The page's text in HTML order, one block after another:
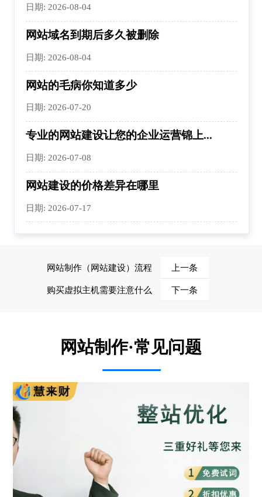
日期: 2026-08-04
网站域名到期后多久被删除
日期: 2026-08-04
网站的毛病你知道多少
日期: 2026-07-20
专业的网站建设让您的企业运营锦上...
日期: 2026-07-08
网站建设的价格差异在哪里
日期: 2026-07-17
网站制作（网站建设）流程 上一条
购买虚拟主机需要注意什么 下一条
网站制作·常见问题